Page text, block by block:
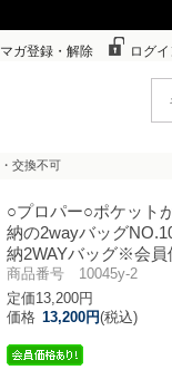
ガ登録・解除 ログイ
交換不可
○プロパー○ポケット
納の2wayバッグ
納2WAYバッグ※会員
商品番号 10045y-2
定価13,200円
価格 13,200円(税込)